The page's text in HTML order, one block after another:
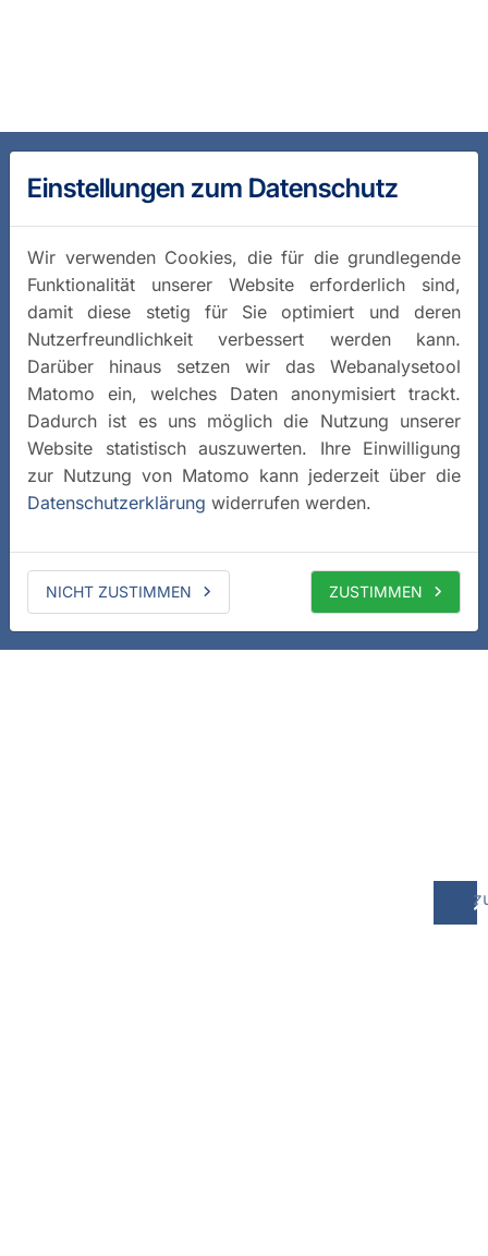
Einstellungen zum Datenschutz
Wir verwenden Cookies, die für die grundlegende
Funktionalität unserer Website erforderlich sind,
damit diese stetig für Sie optimiert und deren
Nutzerfreundlichkeit verbessert werden kann.
Darüber hinaus setzen wir das Webanalysetool
Matomo ein, welches Daten anonymisiert trackt.
Dadurch ist es uns möglich die Nutzung unserer
Website statistisch auszuwerten. Ihre Einwilligung
zur Nutzung von Matomo kann jederzeit über die
Datenschutzerklärung widerrufen werden.
NICHT ZUSTIMMEN ZUSTIMMEN